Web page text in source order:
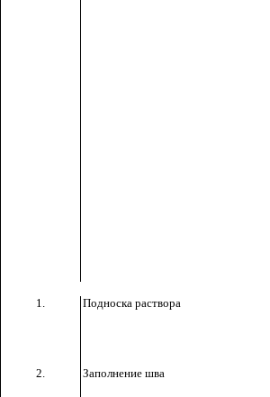
1.
Подноска раствора
2. Заполнение шва